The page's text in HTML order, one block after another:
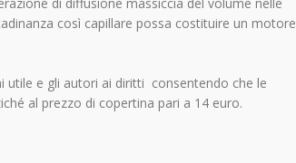
così capillare possa costituire un motore
utile e gli autori ai diritti consentendo che le
al prezzo di copertina pari a 14 euro.